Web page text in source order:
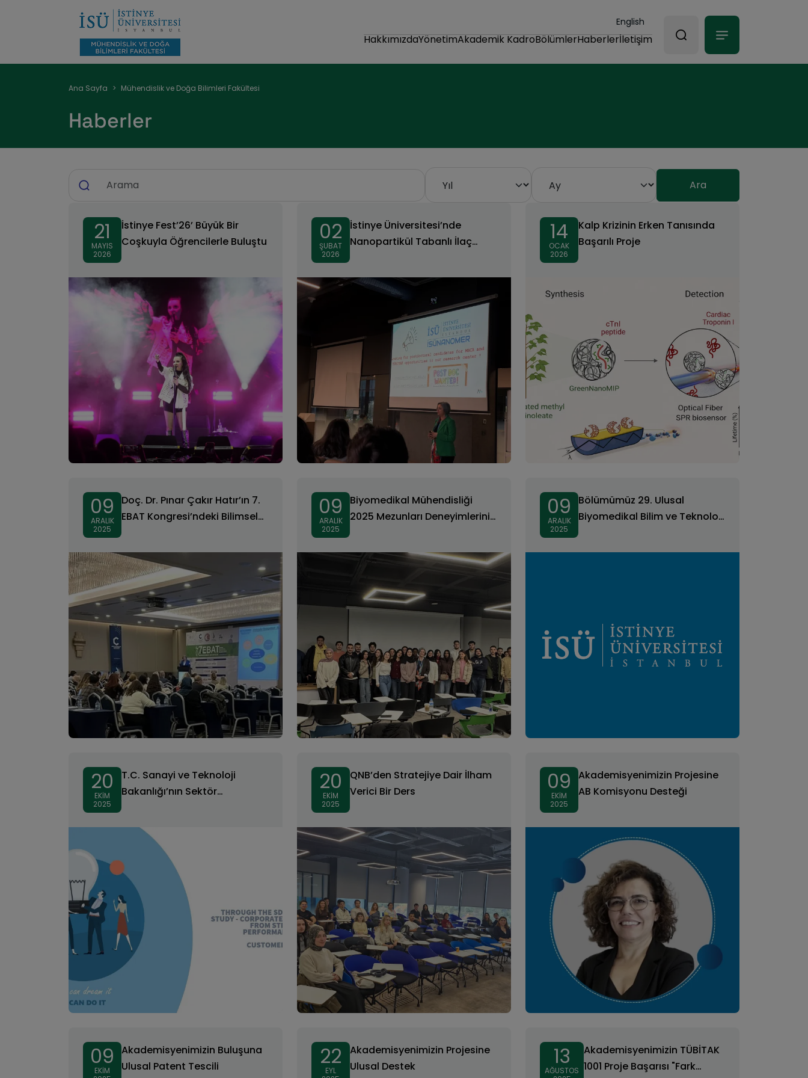
English
HakkımızdaYönetimAkademik KadroBölümlerHaberlerİletişim
Sayfa
yolu
Ana Sayfa Mühendislik ve Doğa Bilimleri Fakültesi
Haberler
21
MAYIS
2026
İstinye Fest’26’ Büyük Bir
Coşkuyla Öğrencilerle Buluştu
02
ŞUBAT
2026
İstinye Üniversitesi’nde
Nanopartikül Tabanlı İlaç
Uluslararası Eğitim Programı
Düzenlendi
14
OCAK
2026
Kalp Krizinin Erken Tanısında
Başarılı Proje
09
ARALIK
2025
Doç. Dr. Pınar Çakır Hatır’ın 7.
EBAT Kongresi’ndeki Bilimsel
09
ARALIK
2025
Biyomedikal Mühendisliği
2025 Mezunları Deneyimlerini
09
ARALIK
2025
Bölümümüz 29. Ulusal
Biyomedikal Bilim ve Teknoloji
20
EKIM
2025
T.C. Sanayi ve Teknoloji
Bakanlığı’nın Sektör
Kapsamında ARCHITECHT’ten
Uygulamalı Ders
20
EKIM
2025
QNB’den Stratejiye Dair İlham
Verici Bir Ders
09
EKIM
2025
Akademisyenimizin Projesine
AB Komisyonu Desteği
09
EKIM
Akademisyenimizin Buluşuna
Ulusal Patent Tescili
22
EYL
Akademisyenimizin Projesine
Ulusal Destek
13
AĞUSTOS
Akademisyenimizin TÜBİTAK
1001 Proje Başarısı "Fark